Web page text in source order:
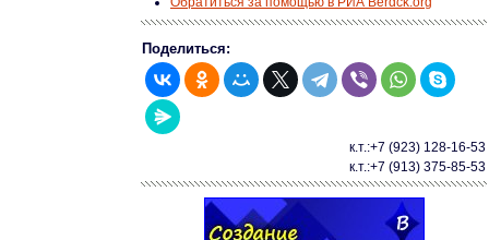
Поделиться:
к.т.:+7 (923) 128-16-53
к.т.:+7 (913) 375-85-53